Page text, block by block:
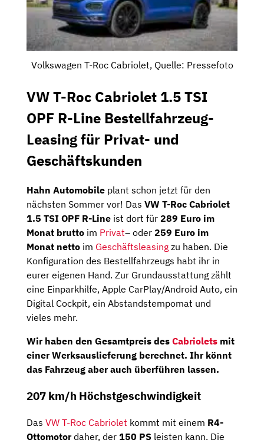
Volkswagen T-Roc Cabriolet, Quelle: Pressefoto
VW T-Roc Cabriolet 1.5 TSI
OPF R-Line Bestellfahrzeug-
Leasing für Privat- und
Geschäftskunden
Hahn Automobile plant schon jetzt für den
nächsten Sommer vor! Das VW T-Roc Cabriolet
1.5 TSI OPF R-Line ist dort für 289 Euro im
Monat brutto im Privat– oder 259 Euro im
Monat netto im Geschäftsleasing zu haben. Die
Konfiguration des Bestellfahrzeugs habt ihr in
eurer eigenen Hand. Zur Grundausstattung zählt
eine Einparkhilfe, Apple CarPlay/Android Auto, ein
Digital Cockpit, ein Abstandstempomat und
vieles mehr.
Wir haben den Gesamtpreis des Cabriolets mit
einer Werksauslieferung berechnet. Ihr könnt
das Fahrzeug aber auch überführen lassen.
207 km/h Höchstgeschwindigkeit
Das VW T-Roc Cabriolet kommt mit einem R4-
Ottomotordaher, der 150 PS leisten kann. Die